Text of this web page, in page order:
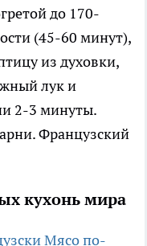
до 170-
(45-60 минут),
из духовки,
лук и
2-3 минуты.
Французский
кухонь мира
Мясо по-